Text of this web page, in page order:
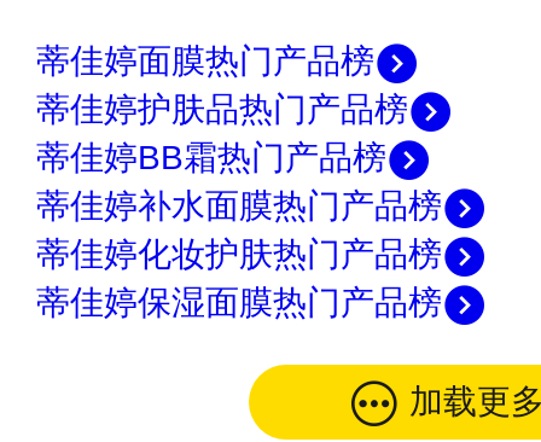
蒂佳婷面膜热门产品榜
蒂佳婷护肤品热门产品榜
蒂佳婷BB霜热门产品榜
蒂佳婷补水面膜热门产品榜
蒂佳婷化妆护肤热门产品榜
蒂佳婷保湿面膜热门产品榜
加载更